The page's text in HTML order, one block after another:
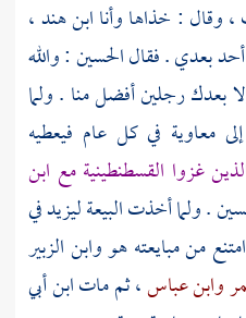
وقال : خذاها وأناابن هند،
أحد بعدي . فقالالحسين: والله
بعدك رجلين أفضل منا . ولما
معاوية في كل عام فيعطيه
غزوا القسطنطينيةمع ابن
. ولما أخذت البيعةليزيدفي
من مبايعته هووابن الزبير
وابن عباس، ثم ماتابن أبي